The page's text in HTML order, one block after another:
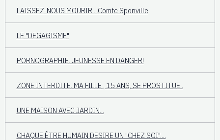
LAISSEZ-NOUS MOURIR....Comte Sponville
LE "DEGAGISME"
PORNOGRAPHIE. JEUNESSE EN DANGER!
ZONE INTERDITE. MA FILLE , 15 ANS, SE PROSTITUE..
UNE MAISON AVEC JARDIN...
CHAQUE ÊTRE HUMAIN DESIRE UN "CHEZ SOI"....